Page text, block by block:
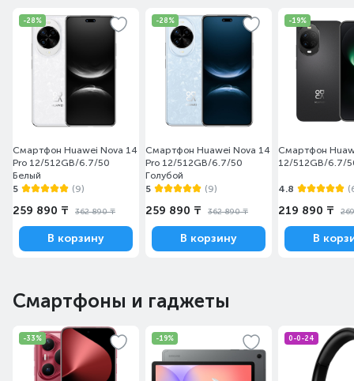
-28%
Смартфон Huawei Nova 14
Pro 12/512GB/6.7/50
Белый
5
(9)
259 890 ₸ 362 890 ₸
В корзину
-28%
Смартфон Huawei Nova 14
Pro 12/512GB/6.7/50
Голубой
5
(9)
259 890 ₸ 362 890 ₸
В корзину
-19%
Смартфон
12/512GB/6.7/
4.8
219 890 ₸
В
Смартфоны и гаджеты
-33% -19% 0-0-24